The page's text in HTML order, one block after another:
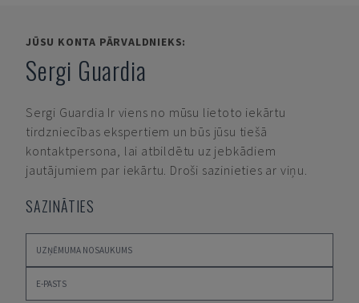
JŪSU KONTA PĀRVALDNIEKS:
Sergi Guardia
Sergi Guardia Ir viens no mūsu lietoto iekārtu
tirdzniecības ekspertiem un būs jūsu tiešā
kontaktpersona, lai atbildētu uz jebkādiem
jautājumiem par iekārtu. Droši sazinieties ar viņu.
SAZINĀTIES